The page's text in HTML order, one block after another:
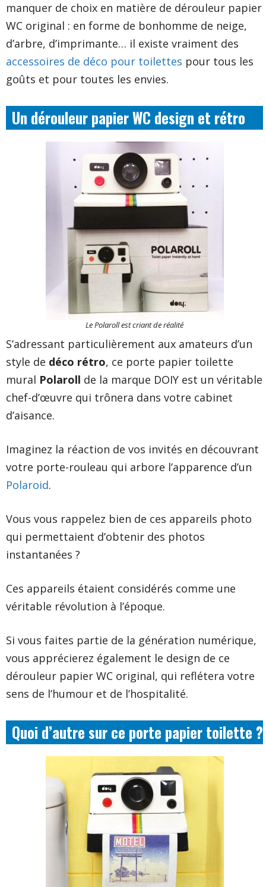
manquer de choix en matière de dérouleur papier
WC original : en forme de bonhomme de neige,
d’arbre, d’imprimante… il existe vraiment des
accessoires de déco pour toilettes pour tous les
goûts et pour toutes les envies.
Un dérouleur papier WC design et rétro
Le Polaroll est criant de réalité
S’adressant particulièrement aux amateurs d’un
style de déco rétro, ce porte papier toilette
mural Polaroll de la marque DOIY est un véritable
chef-d’œuvre qui trônera dans votre cabinet
d’aisance.
Imaginez la réaction de vos invités en découvrant
votre porte-rouleau qui arbore l’apparence d’un
Polaroid.
Vous vous rappelez bien de ces appareils photo
qui permettaient d’obtenir des photos
instantanées ?
Ces appareils étaient considérés comme une
véritable révolution à l’époque.
Si vous faites partie de la génération numérique,
vous apprécierez également le design de ce
dérouleur papier WC original, qui reflétera votre
sens de l’humour et de l’hospitalité.
Quoi d’autre sur ce porte papier toilette ?